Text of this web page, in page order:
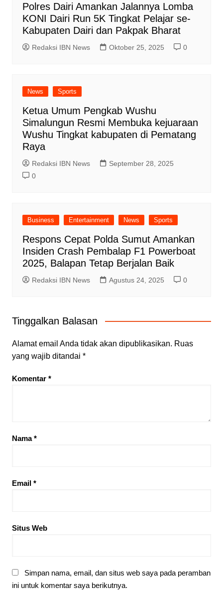
Polres Dairi Amankan Jalannya Lomba
KONI Dairi Run 5K Tingkat Pelajar se-
Kabupaten Dairi dan Pakpak Bharat
Redaksi IBN News Oktober 25, 2025 0
News Sports
Ketua Umum Pengkab Wushu
Simalungun Resmi Membuka kejuaraan
Wushu Tingkat kabupaten di Pematang
Raya
Redaksi IBN News
September 28, 2025
0
Business Entertainment News Sports
Respons Cepat Polda Sumut Amankan
Insiden Crash Pembalap F1 Powerboat
2025, Balapan Tetap Berjalan Baik
Redaksi IBN News Agustus 24, 2025 0
Tinggalkan Balasan
Alamat email Anda tidak akan dipublikasikan. Ruas
yang wajib ditandai *
Komentar *
Nama*
Email *
Situs Web
Simpan nama, email, dan situs web saya pada peramban
ini untuk komentar saya berikutnya.